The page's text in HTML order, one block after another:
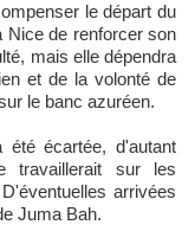
le départ du
Nice de renforcer son
mais elle dépendra
et de la volonté de
le banc azuréen.
été écartée, d'autant
travaillerait sur les
arrivées
Juma Bah.